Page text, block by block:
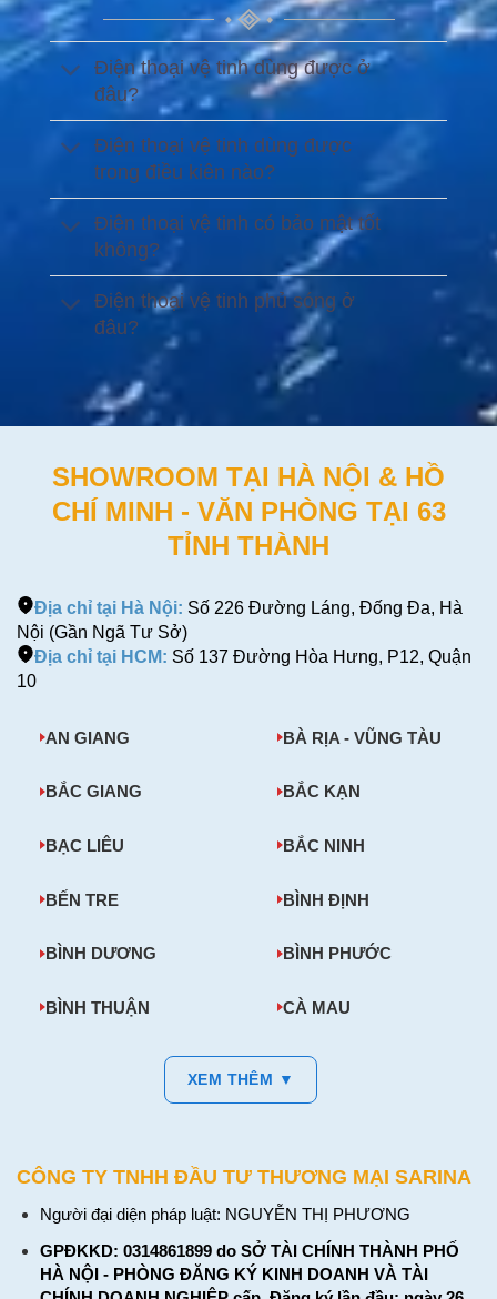
Điện thoại vệ tinh dùng được ở
đâu?
Điện thoại vệ tinh dùng được
trong điều kiên nào?
Điện thoại vệ tinh có bảo mật tốt
không?
Điện thoại vệ tinh phủ sóng ở
đâu?
SHOWROOM TẠI HÀ NỘI & HỒ
CHÍ MINH - VĂN PHÒNG TẠI 63
TỈNH THÀNH
Địa chỉ tại Hà Nội: Số 226 Đường Láng, Đống Đa, Hà
Nội (Gần Ngã Tư Sở)
Địa chỉ tại HCM: Số 137 Đường Hòa Hưng, P12, Quận
10
AN GIANG BÀ RỊA - VŨNG TÀU
BẮC GIANG BẮC KẠN
BẠC LIÊU BẮC NINH
BẾN TRE BÌNH ĐỊNH
BÌNH DƯƠNG BÌNH PHƯỚC
BÌNH THUẬN CÀ MAU
XEM THÊM ▼
CÔNG TY TNHH ĐẦU TƯ THƯƠNG MẠI SARINA
Người đại diện pháp luật: NGUYỄN THỊ PHƯƠNG
GPĐKKD: 0314861899 do SỞ TÀI CHÍNH THÀNH PHỐ
HÀ NỘI - PHÒNG ĐĂNG KÝ KINH DOANH VÀ TÀI